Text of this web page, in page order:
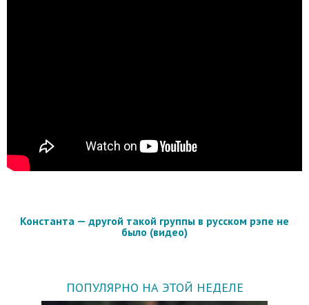
Константа — другой такой группы в русском рэпе не
было (видео)
ПОПУЛЯРНО НА ЭТОЙ НЕДЕЛЕ